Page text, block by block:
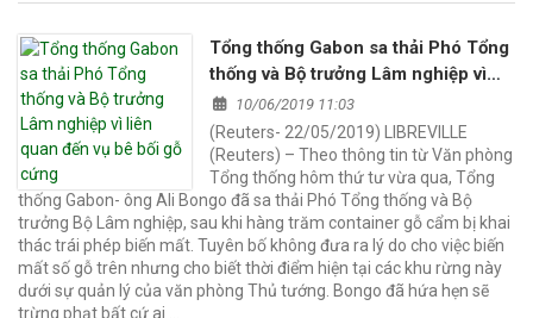
Tổng thống Gabon sa thải Phó Tổng
thống và Bộ trưởng Lâm nghiệp vì
liên quan đến vụ bê bối gỗ cứng
10/06/2019 11:03
(Reuters- 22/05/2019) LIBREVILLE
(Reuters) – Theo thông tin từ Văn phòng
Tổng thống hôm thứ tư vừa qua, Tổng
thống Gabon- ông Ali Bongo đã sa thải Phó Tổng thống và Bộ
trưởng Bộ Lâm nghiệp, sau khi hàng trăm container gỗ cẩm bị khai
thác trái phép biến mất. Tuyên bố không đưa ra lý do cho việc biến
mất số gỗ trên nhưng cho biết thời điểm hiện tại các khu rừng này
dưới sự quản lý của văn phòng Thủ tướng. Bongo đã hứa hẹn sẽ
trừng phạt bất cứ ai …